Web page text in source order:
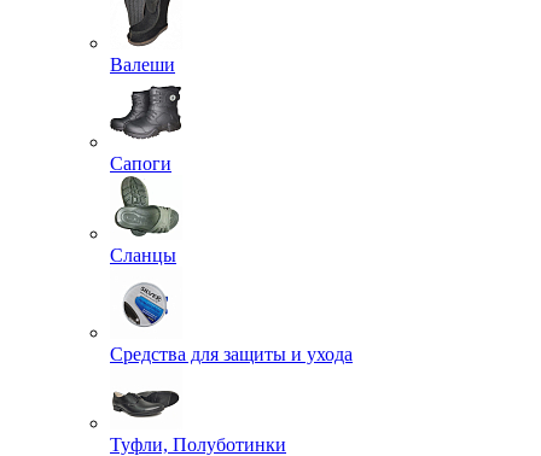
Валеши
Сапоги
Сланцы
Средства для защиты и ухода
Туфли, Полуботинки